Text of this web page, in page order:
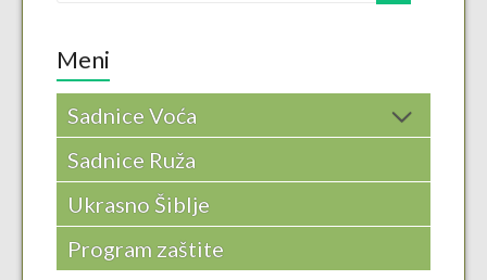
Meni
Sadnice Voća
Sadnice Ruža
Ukrasno Šiblje
Program zaštite